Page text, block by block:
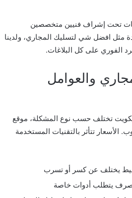
تحت إشراف فنيين متخصصين
مثل افضل شي لتسليك المجاري، ولدينا
الفوري على كل البلاغات.
والعوامل
تختلف حسب نوع المشكلة، موقع
الأسعار تتأثر بالتقنيات المستخدمة
يختلف عن كسر أو تسرب
يتطلب أدوات خاصة